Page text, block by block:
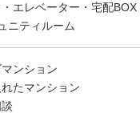
エレベーター・宅配
ニティルーム
ンション
たマンション